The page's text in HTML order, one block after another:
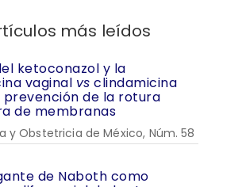
más leídos
ketoconazol y la
vaginal vs clindamicina
prevención de la rotura
de membranas
y Obstetricia de México, Núm. 58
de Naboth como